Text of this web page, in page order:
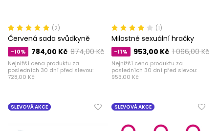
(2)
Červená sada svůdkyně
-10% 874,00 Kč
784,00 Kč
Nejnižší cena produktu za
posledních 30 dní před slevou:
728,00 Kč
(1)
Milostné sexuální hračky
-11% 1 066,00 Kč
953,00 Kč
Nejnižší cena produktu za
posledních 30 dní před slevou:
953,00 Kč
SLEVOVÁ AKCE SLEVOVÁ AKCE